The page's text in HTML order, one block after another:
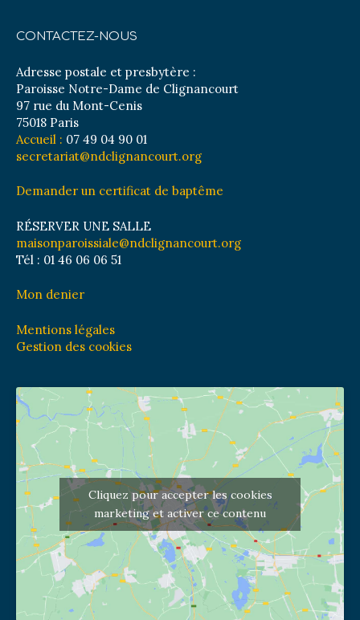
CONTACTEZ-NOUS
Adresse postale et presbytère :
Paroisse Notre-Dame de Clignancourt
97 rue du Mont-Cenis
75018 Paris
Accueil : 07 49 04 90 01
secretariat@ndclignancourt.org
Demander un certificat de baptême
RÉSERVER UNE SALLE
maisonparoissiale@ndclignancourt.org
Tél : 01 46 06 06 51
Mon denier
Mentions légales
Gestion des cookies
Cliquez pour accepter les cookies
marketing et activer ce contenu